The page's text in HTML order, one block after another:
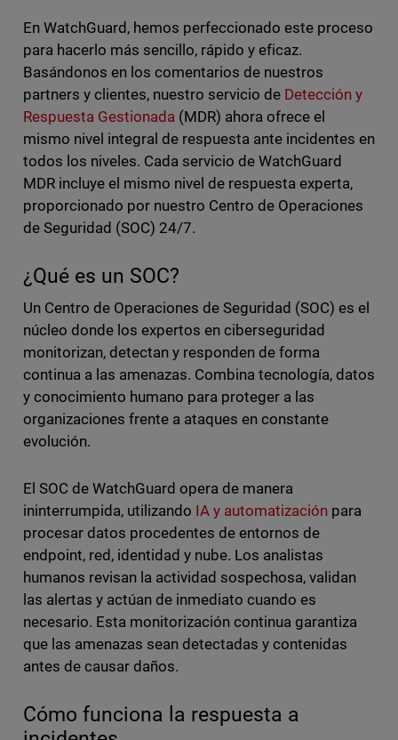
En WatchGuard, hemos perfeccionado este proceso
para hacerlo más sencillo, rápido y eficaz.
Basándonos en los comentarios de nuestros
partners y clientes, nuestro servicio de Detección y
Respuesta Gestionada(MDR) ahora ofrece el
mismo nivel integral de respuesta ante incidentes en
todos los niveles. Cada servicio de WatchGuard
MDR incluye el mismo nivel de respuesta experta,
proporcionado por nuestro Centro de Operaciones
de Seguridad (SOC) 24/7.
¿Qué es un SOC?
Un Centro de Operaciones de Seguridad (SOC) es el
núcleo donde los expertos en ciberseguridad
monitorizan, detectan y responden de forma
continua a las amenazas. Combina tecnología, datos
y conocimiento humano para proteger a las
organizaciones frente a ataques en constante
evolución.
El SOC de WatchGuard opera de manera
ininterrumpida, utilizando IA y automatización para
procesar datos procedentes de entornos de
endpoint, red, identidad y nube. Los analistas
humanos revisan la actividad sospechosa, validan
las alertas y actúan de inmediato cuando es
necesario. Esta monitorización continua garantiza
que las amenazas sean detectadas y contenidas
antes de causar daños.
Cómo funciona la respuesta a